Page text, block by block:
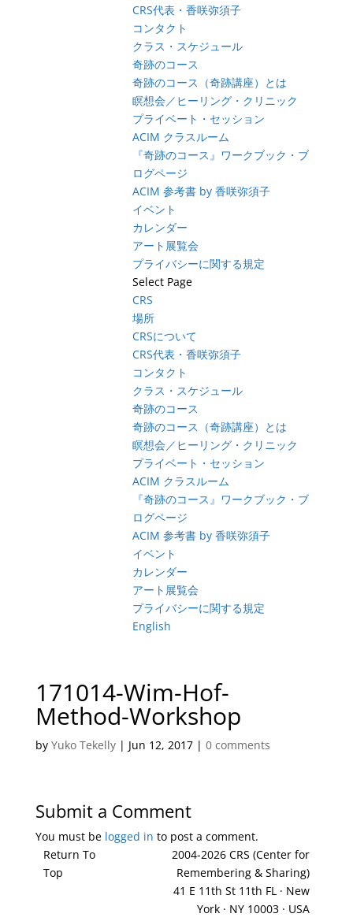
CRS代表・香咲弥須子
コンタクト
クラス・スケジュール
奇跡のコース
奇跡のコース（奇跡講座）とは
瞑想会／ヒーリング・クリニック
プライベート・セッション
ACIM クラスルーム
『奇跡のコース』ワークブック・ブ
ログページ
ACIM 参考書 by 香咲弥須子
イベント
カレンダー
アート展覧会
プライバシーに関する規定
Select Page
CRS
場所
CRSについて
CRS代表・香咲弥須子
コンタクト
クラス・スケジュール
奇跡のコース
奇跡のコース（奇跡講座）とは
瞑想会／ヒーリング・クリニック
プライベート・セッション
ACIM クラスルーム
『奇跡のコース』ワークブック・ブ
ログページ
ACIM 参考書 by 香咲弥須子
イベント
カレンダー
アート展覧会
プライバシーに関する規定
English
171014-Wim-Hof-
Method-Workshop
by Yuko Tekelly| Jun 12, 2017| 0 comments
Submit a Comment
You must be logged in to post a comment.
Return To
Top
2004-2026 CRS (Center for
Remembering & Sharing)
41 E 11th St 11th FL · New
York · NY 10003 · USA